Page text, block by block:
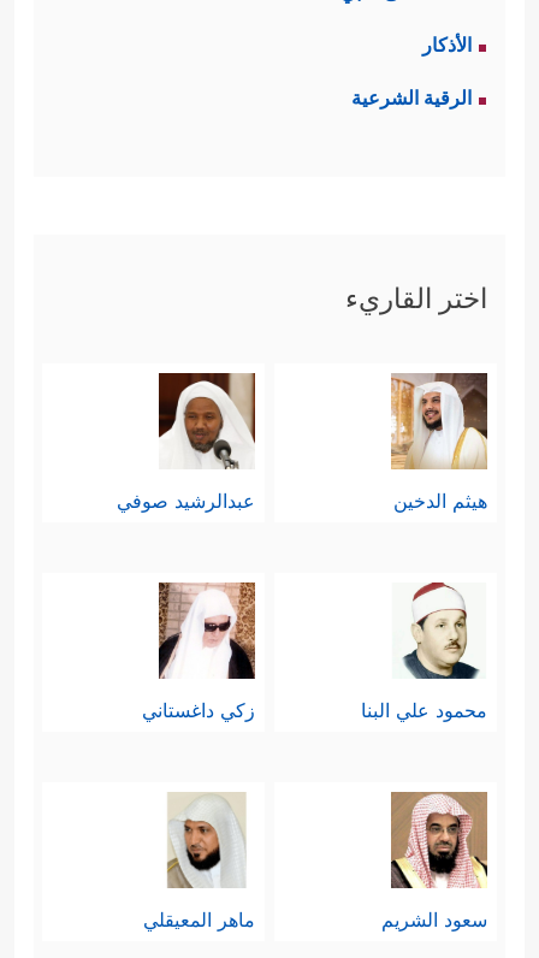
الأذكار
الرقية الشرعية
اختر القاريء
هيثم الدخين عبدالرشيد صوفي
محمود علي البنا زكي داغستاني
سعود الشريم ماهر المعيقلي